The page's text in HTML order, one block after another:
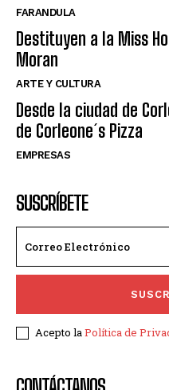
FARANDULA
Destituyen a la Miss
Moran
ARTE Y CULTURA
Desde la ciudad de
de Corleone´s Pizza
EMPRESAS
SUSCRÍBETE
Acepto laPolítica de